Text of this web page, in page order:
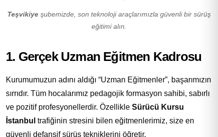
Teşvikiye şubemizde, son teknoloji araçlarımızla güvenli bir sürüş
eğitimi alın.
1. Gerçek Uzman Eğitmen Kadrosu
Kurumumuzun adını aldığı “Uzman Eğitmenler”, başarımızın
sırrıdır. Tüm hocalarımız pedagojik formasyon sahibi, sabırlı
ve pozitif profesyonellerdir. Özellikle Sürücü Kursu
İstanbul trafiğinin stresini bilen eğitmenlerimiz, size en
güvenli defansif sürüş tekniklerini öğretir.